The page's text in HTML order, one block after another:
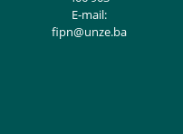
E-mail:
fipn@unze.ba